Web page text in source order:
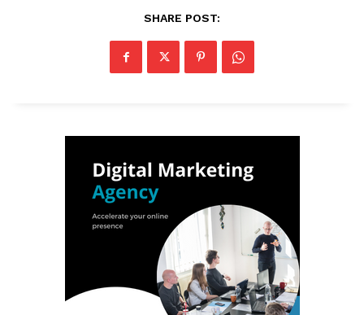
SHARE POST: